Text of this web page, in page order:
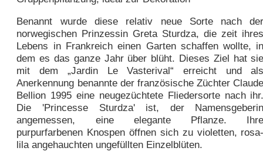
Benannt wurde diese relativ neue Sorte nach
norwegischen Prinzessin Greta Sturdza, die zeit
Lebens in Frankreich einen Garten schaffen wollte,
dem es das ganze Jahr über blüht. Dieses Ziel hat
mit dem „Jardin Le Vasterival“ erreicht und
Anerkennung benannte der französische Züchter
Bellion 1995 eine neugezüchtete Fliedersorte nach
Die 'Princesse Sturdza' ist, der
angemessen, eine elegante Pflanze.
purpurfarbenen Knospen öffnen sich zu violetten,
lila angehauchten ungefüllten Einzelblüten.